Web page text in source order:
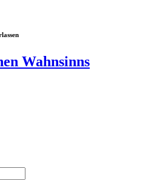
Wahnsinns